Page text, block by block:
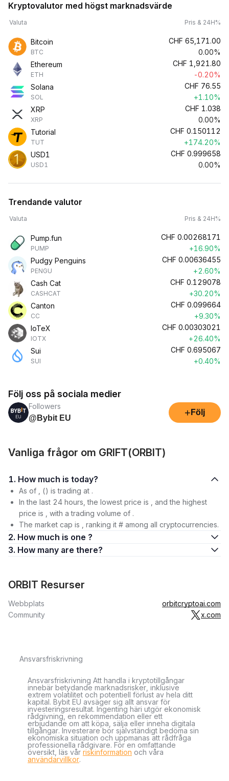
Kryptovalutor med högst marknadsvärde
Valuta Pris & 24H%
Bitcoin
BTC
CHF 65,171.00
0.00%
Ethereum
ETH
CHF 1,921.80
-0.20%
Solana
SOL
CHF 76.55
+1.10%
XRP
XRP
CHF 1.038
0.00%
Tutorial
TUT
CHF 0.150112
+174.20%
USD1
USD1
CHF 0.999658
0.00%
Trendande valutor
Valuta Pris & 24H%
Pump.fun
PUMP
CHF 0.00268171
+16.90%
Pudgy Penguins
PENGU
CHF 0.00636455
+2.60%
Cash Cat
CASHCAT
CHF 0.129078
+30.20%
Canton
CC
CHF 0.099664
+9.30%
IoTeX
IOTX
CHF 0.00303021
+26.40%
Sui
SUI
CHF 0.695067
+0.40%
Följ oss på sociala medier
Followers
@Bybit EU
+ Följ
Vanliga frågor om GRIFT(ORBIT)
1. How much is today?
As of , () is trading at .
In the last 24 hours, the lowest price is , and the highest
price is , with a trading volume of .
The market cap is , ranking it # among all cryptocurrencies.
2. How much is one ?
3. How many are there?
ORBIT Resurser
Webbplats
orbitcryptoai.com
Community
x.com
Ansvarsfriskrivning
Ansvarsfriskrivning Att handla i kryptotillgångar
innebär betydande marknadsrisker, inklusive
extrem volatilitet och potentiell förlust av hela ditt
kapital. Bybit EU avsäger sig allt ansvar för
investeringsresultat. Ingenting häri utgör ekonomisk
rådgivning, en rekommendation eller ett
erbjudande om att köpa, sälja eller inneha digitala
tillgångar. Investerare bör självständigt bedöma sin
ekonomiska situation och uppmanas att rådfråga
professionella rådgivare. För en omfattande
översikt, läs vår riskinformation och våra
användarvillkor.